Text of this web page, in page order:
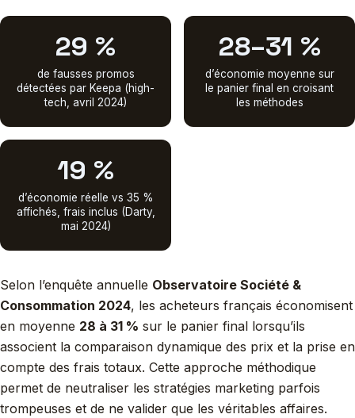
29 %
de fausses promos
détectées par Keepa (high-
tech, avril 2024)
28–31 %
d’économie moyenne sur
le panier final en croisant
les méthodes
19 %
d’économie réelle vs 35 %
affichés, frais inclus (Darty,
mai 2024)
Selon l’enquête annuelle Observatoire Société &
Consommation 2024, les acheteurs français économisent
en moyenne 28 à 31 % sur le panier final lorsqu’ils
associent la comparaison dynamique des prix et la prise en
compte des frais totaux. Cette approche méthodique
permet de neutraliser les stratégies marketing parfois
trompeuses et de ne valider que les véritables affaires.